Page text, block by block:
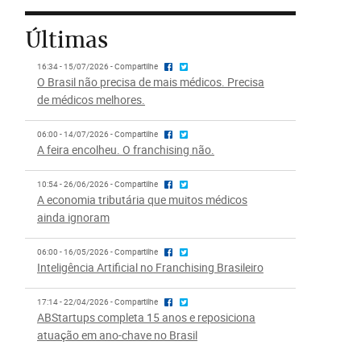
Últimas
16:34 - 15/07/2026 - Compartilhe
O Brasil não precisa de mais médicos. Precisa
de médicos melhores.
06:00 - 14/07/2026 - Compartilhe
A feira encolheu. O franchising não.
10:54 - 26/06/2026 - Compartilhe
A economia tributária que muitos médicos
ainda ignoram
06:00 - 16/05/2026 - Compartilhe
Inteligência Artificial no Franchising Brasileiro
17:14 - 22/04/2026 - Compartilhe
ABStartups completa 15 anos e reposiciona
atuação em ano-chave no Brasil